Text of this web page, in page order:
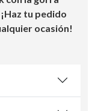
tu pedido
ocasión!